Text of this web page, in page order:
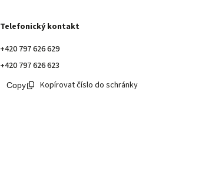
Telefonický kontakt
+420 797 626 629
+420 797 626 623
Kopírovat číslo do schránky